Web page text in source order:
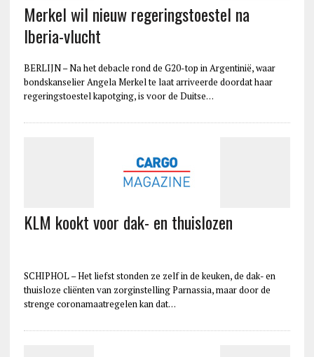
Merkel wil nieuw regeringstoestel na
Iberia-vlucht
BERLIJN – Na het debacle rond de G20-top in Argentinië, waar
bondskanselier Angela Merkel te laat arriveerde doordat haar
regeringstoestel kapotging, is voor de Duitse…
KLM kookt voor dak- en thuislozen
SCHIPHOL – Het liefst stonden ze zelf in de keuken, de dak- en
thuisloze cliënten van zorginstelling Parnassia, maar door de
strenge coronamaatregelen kan dat…